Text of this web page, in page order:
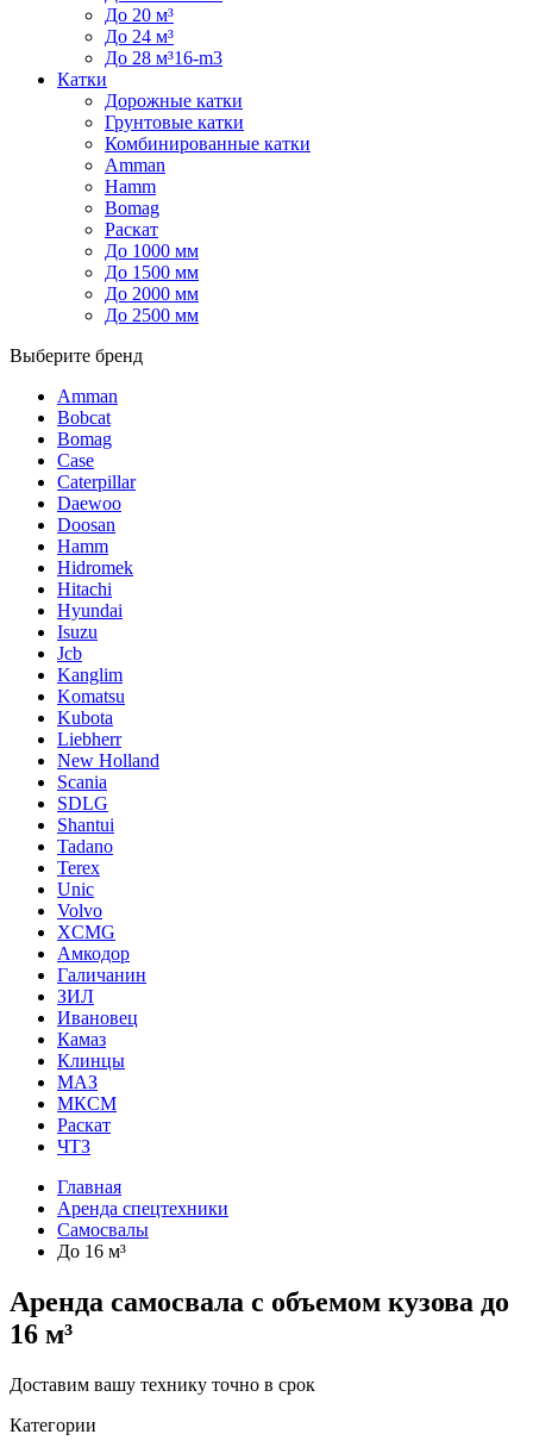
До 20 м³
До 24 м³
До 28 м³16-m3
Катки
Дорожные катки
Грунтовые катки
Комбинированные катки
Amman
Hamm
Bomag
Раскат
До 1000 мм
До 1500 мм
До 2000 мм
До 2500 мм
Выберите бренд
Amman
Bobcat
Bomag
Case
Caterpillar
Daewoo
Doosan
Hamm
Hidromek
Hitachi
Hyundai
Isuzu
Jcb
Kanglim
Komatsu
Kubota
Liebherr
New Holland
Scania
SDLG
Shantui
Tadano
Terex
Unic
Volvo
XCMG
Амкодор
Галичанин
ЗИЛ
Ивановец
Камаз
Клинцы
МАЗ
МКСМ
Раскат
ЧТЗ
Главная
Аренда спецтехники
Самосвалы
До 16 м³
Аренда самосвала с объемом кузова до
16 м³
Доставим вашу технику точно в срок
Категории